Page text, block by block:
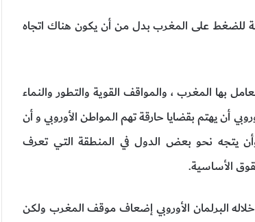
للضغط على المغرب بدل من أن يكون هناك اتجاه
بها المغرب ، والمواقف القوية والتطور والنماء
أن يهتم بقضايا حارقة تهم المواطن الأوروبي و أن
يتجه نحو بعض الدول في المنطقة التي تعرف
الأساسية.
البرلمان الأوروبي إضعاف موقف المغرب ولكن